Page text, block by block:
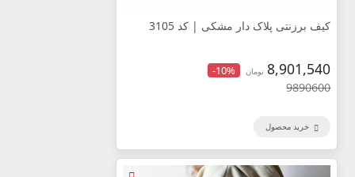
کیف برزنتی پلاک دار مشکی | کد 3105
8,901,540 تومان -10%
9890600
خرید محصول